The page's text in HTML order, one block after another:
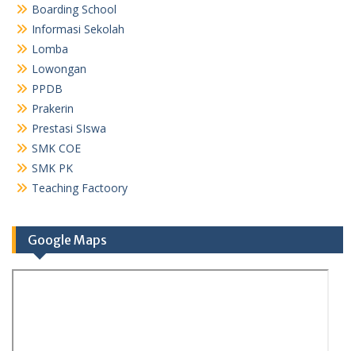
Boarding School
Informasi Sekolah
Lomba
Lowongan
PPDB
Prakerin
Prestasi SIswa
SMK COE
SMK PK
Teaching Factoory
Google Maps